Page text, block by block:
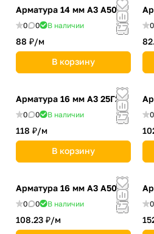
Арматура 14 мм А3 А500
0 0 В наличии
88 ₽/м
В корзину
0
Арматура 16 мм А3 25Г2С
0 0 В наличии
118 ₽/м
В корзину
0
Арматура 16 мм А3 А500С
0 0 В наличии
108.23 ₽/м
0